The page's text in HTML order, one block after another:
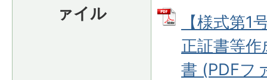
ァイル
【様式第1
正証書等
書 (PDFフ